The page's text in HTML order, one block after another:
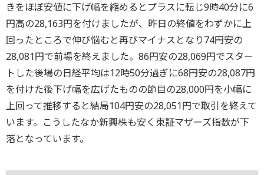
きをほぼ安値に下げ幅を縮めるとプラスに転じ9時40分に6
円高の28,163円を付けましたが、昨日の終値をわずかに上
回ったところで伸び悩むと再びマイナスとなり74円安の
28,081円で前場を終えました。86円安の28,069円でスター
トした後場の日経平均は12時50分過ぎに68円安の28,087円
を付けた後下げ幅を広げたものの節目の28,000円を小幅に
上回って推移すると結局104円安の28,051円で取引を終えて
います。こうしたなか新興株も安く東証マザーズ指数が下
落となっています。